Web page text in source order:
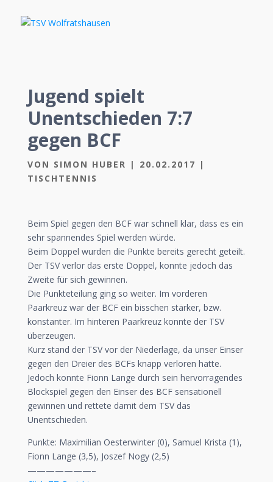
Jugend spielt
Unentschieden 7:7
gegen BCF
VON SIMON HUBER | 20.02.2017 |
TISCHTENNIS
Beim Spiel gegen den BCF war schnell klar, dass es ein
sehr spannendes Spiel werden würde.
Beim Doppel wurden die Punkte bereits gerecht geteilt.
Der TSV verlor das erste Doppel, konnte jedoch das
Zweite für sich gewinnen.
Die Punkteteilung ging so weiter. Im vorderen
Paarkreuz war der BCF ein bisschen stärker, bzw.
konstanter. Im hinteren Paarkreuz konnte der TSV
überzeugen.
Kurz stand der TSV vor der Niederlage, da unser Einser
gegen den Dreier des BCFs knapp verloren hatte.
Jedoch konnte Fionn Lange durch sein hervorragendes
Blockspiel gegen den Einser des BCF sensationell
gewinnen und rettete damit dem TSV das
Unentschieden.
Punkte: Maximilian Oesterwinter (0), Samuel Krista (1),
Fionn Lange (3,5), Joszef Nogy (2,5)
———————–